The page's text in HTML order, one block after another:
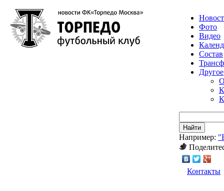
Фото
Видео
Состав
Другое
Найти
Например:
Контакты